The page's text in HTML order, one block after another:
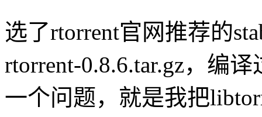
选了rtorrent官网推荐的
rtorrent-0.8.6.tar.gz，编
一个问题，就是我把